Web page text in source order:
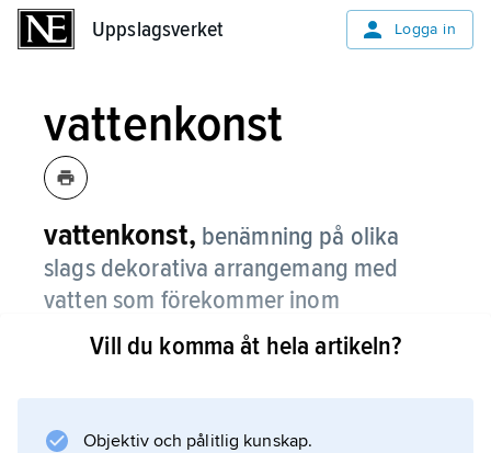
Uppslagsverket Logga in
vattenkonst
vattenkonst, benämning på olika
slags dekorativa arrangemang med
vatten som förekommer inom
trädgårdskonsten.
Vill du komma åt hela artikeln?
Objektiv och pålitlig kunskap.